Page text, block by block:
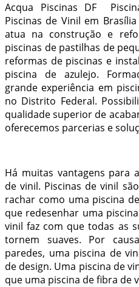
Acqua Piscinas DF
Piscinas de Vinil em Brasília
atua na construção e
piscinas de pastilhas de
reformas de piscinas e
piscina de azulejo.
grande experiência em
no Distrito Federal.
qualidade superior de
oferecemos parcerias e
Há muitas vantagens para
de vinil. Piscinas de vinil
rachar como uma piscina
que redesenhar uma
vinil faz com que todas as
tornem suaves. Por
paredes, uma piscina de
de design. Uma piscina de
que uma piscina de fibra de